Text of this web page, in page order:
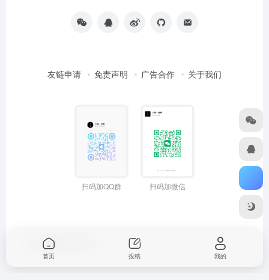
友链申请 免责声明 广告合作 关于我们
扫码加QQ群 扫码加微信
OneNav
首页 投稿 我的